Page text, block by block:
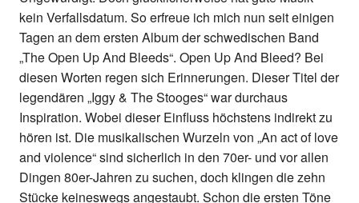
kein Verfallsdatum. So erfreue ich mich nun seit einigen
Tagen an dem ersten Album der schwedischen Band
„The Open Up And Bleeds“. Open Up And Bleed? Bei
diesen Worten regen sich Erinnerungen. Dieser Titel der
legendären „Iggy & The Stooges“ war durchaus
Inspiration. Wobei dieser Einfluss höchstens indirekt zu
hören ist. Die musikalischen Wurzeln von „An act of love
and violence“ sind sicherlich in den 70er- und vor allen
Dingen 80er-Jahren zu suchen, doch klingen die zehn
Stücke keineswegs angestaubt. Schon die ersten Töne